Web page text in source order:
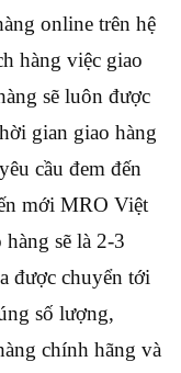
online trên hệ
hàng việc giao
sẽ luôn được
gian giao hàng
cầu đem đến
mới MRO Việt
sẽ là 2-3
được chuyển tới
số lượng,
chính hãng và